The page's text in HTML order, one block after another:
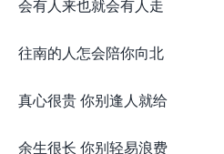
会有人来也就会有人走
往南的人怎会陪你向北
真心很贵 你别逢人就给
余生很长 你别轻易浪费